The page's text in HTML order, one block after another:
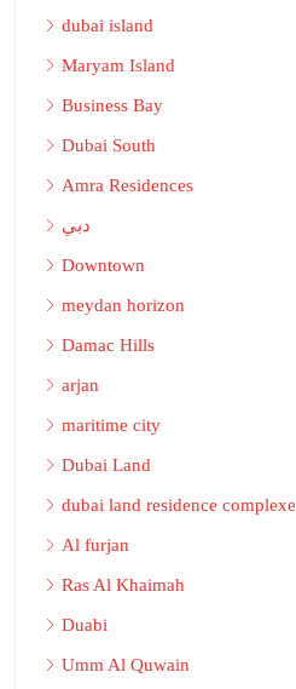
dubai island
Maryam Island
Business Bay
Dubai South
Amra Residences
دبي
Downtown
meydan horizon
Damac Hills
arjan
maritime city
Dubai Land
dubai land residence complexe
Al furjan
Ras Al Khaimah
Duabi
Umm Al Quwain